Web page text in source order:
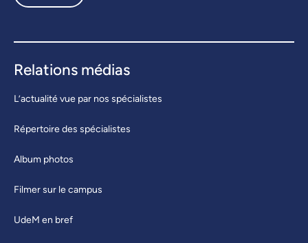
Relations médias
L’actualité vue par nos spécialistes
Répertoire des spécialistes
Album photos
Filmer sur le campus
UdeM en bref